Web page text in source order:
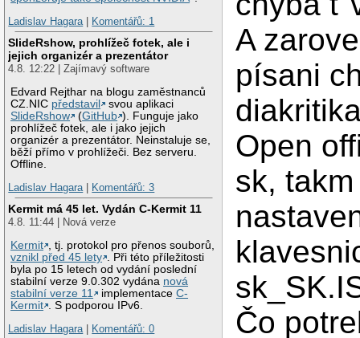
Ladislav Hagara| Komentářů: 1
SlideRshow, prohlížeč fotek, ale i
jejich organizér a prezentátor
4.8. 12:22 | Zajímavý software
Edvard Rejthar na blogu zaměstnanců
CZ.NIC představil
svou aplikaci
SlideRshow
(GitHub ). Funguje jako
prohlížeč fotek, ale i jako jejich
organizér a prezentátor. Neinstaluje se,
běží přímo v prohlížeči. Bez serveru.
Offline.
Ladislav Hagara| Komentářů: 3
Kermit má 45 let. Vydán C-Kermit 11
4.8. 11:44 | Nová verze
Kermit
, tj. protokol pro přenos souborů,
vznikl před 45 lety
. Při této příležitosti
byla po 15 letech od vydání poslední
stabilní verze 9.0.302 vydána nová
stabilní verze 11
implementaceC-
Kermit
. S podporou IPv6.
Ladislav Hagara| Komentářů: 0
A
písani
Open
sk,
Čo